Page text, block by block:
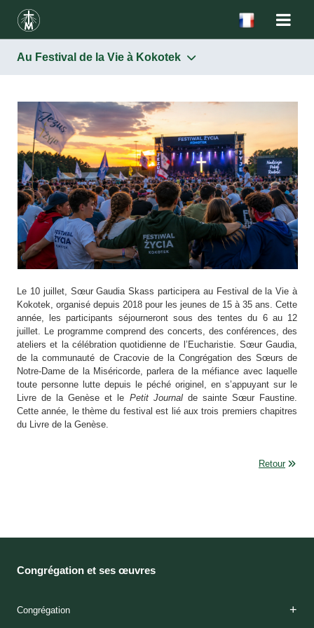
Au Festival de la Vie à Kokotek
Le 10 juillet, Sœur Gaudia Skass participera au Festival de la Vie à
Kokotek, organisé depuis 2018 pour les jeunes de 15 à 35 ans. Cette
année, les participants séjourneront sous des tentes du 6 au 12
juillet. Le programme comprend des concerts, des conférences, des
ateliers et la célébration quotidienne de l’Eucharistie. Sœur Gaudia,
de la communauté de Cracovie de la Congrégation des Sœurs de
Notre-Dame de la Miséricorde, parlera de la méfiance avec laquelle
toute personne lutte depuis le péché originel, en s’appuyant sur le
Livre de la Genèse et le Petit Journalde sainte Sœur Faustine.
Cette année, le thème du festival est lié aux trois premiers chapitres
du Livre de la Genèse.
Retour
Congrégation et ses œuvres
Congrégation